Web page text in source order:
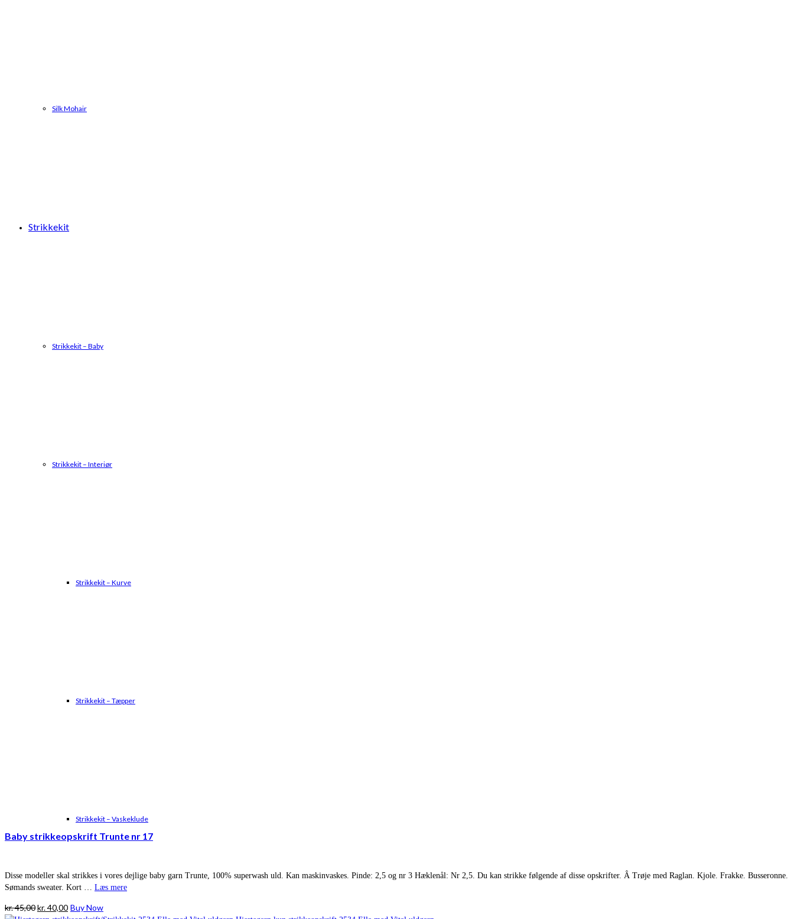
Silk Mohair
Strikkekit
Strikkekit – Baby
Strikkekit – Interiør
Strikkekit – Kurve
Strikkekit – Tæpper
Strikkekit – Vaskeklude
Baby strikkeopskrift Trunte nr 17
Disse modeller skal strikkes i vores dejlige baby garn Trunte, 100% superwash uld. Kan maskinvaskes. Pinde: 2,5 og nr 3 Hæklenål: Nr 2,5. Du kan strikke følgende af disse opskrifter. Â Trøje med Raglan. Kjole. Frakke. Busseronne.
Sømands sweater. Kort … Læs mere
kr.45,00Den
kr.40,00Den
Buy Now